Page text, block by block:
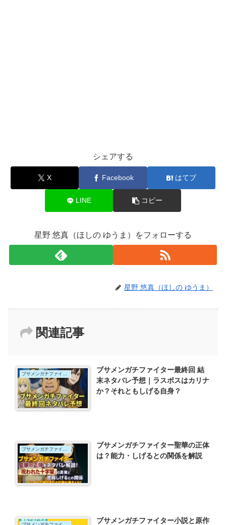
シェアする
X Facebook はてブ
LINE コピー
星野 悠真（ほしの ゆうま）をフォローする
星野 悠真（ほしの ゆうま）
関連記事
ブサメンガチファイター
ブサメンガチファイター最終回 結
末ネタバレ予想｜ラスボスはカリナ
か？それともしげる自身？
ブサメンガチファイター
ブサメンガチファイター聖華の正体
は？能力・しげるとの関係を解説
ブサメンガチファイター小説と原作